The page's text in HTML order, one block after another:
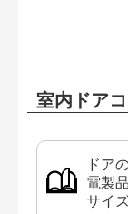
室内ドアコ
ドア
電製
サイ